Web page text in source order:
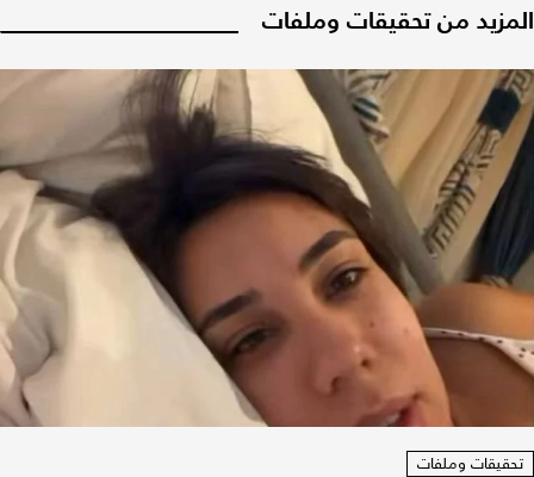
المزيد من تحقيقات وملفات
تحقيقات وملفات